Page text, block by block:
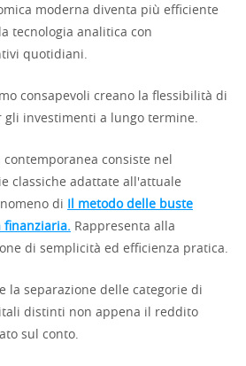
moderna diventa più efficiente
tecnologia analitica con
quotidiani.
consapevoli creano la flessibilità di
gli investimenti a lungo termine.
consiste nel
classiche adattate all'attuale
di
Il metodo delle buste
finanziaria. Rappresenta alla
di semplicità ed efficienza pratica.
la separazione delle categorie di
distinti non appena il reddito
sul conto.